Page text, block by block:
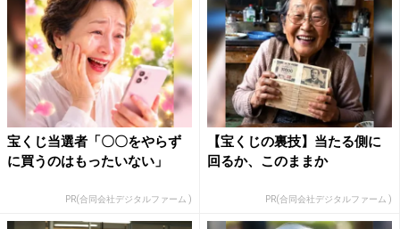
宝くじ当選者「〇〇をやらず
に買うのはもったいない」
PR(合同会社デジタルファーム )
【宝くじの裏技】当たる側に
回るか、このままか
PR(合同会社デジタルファーム )